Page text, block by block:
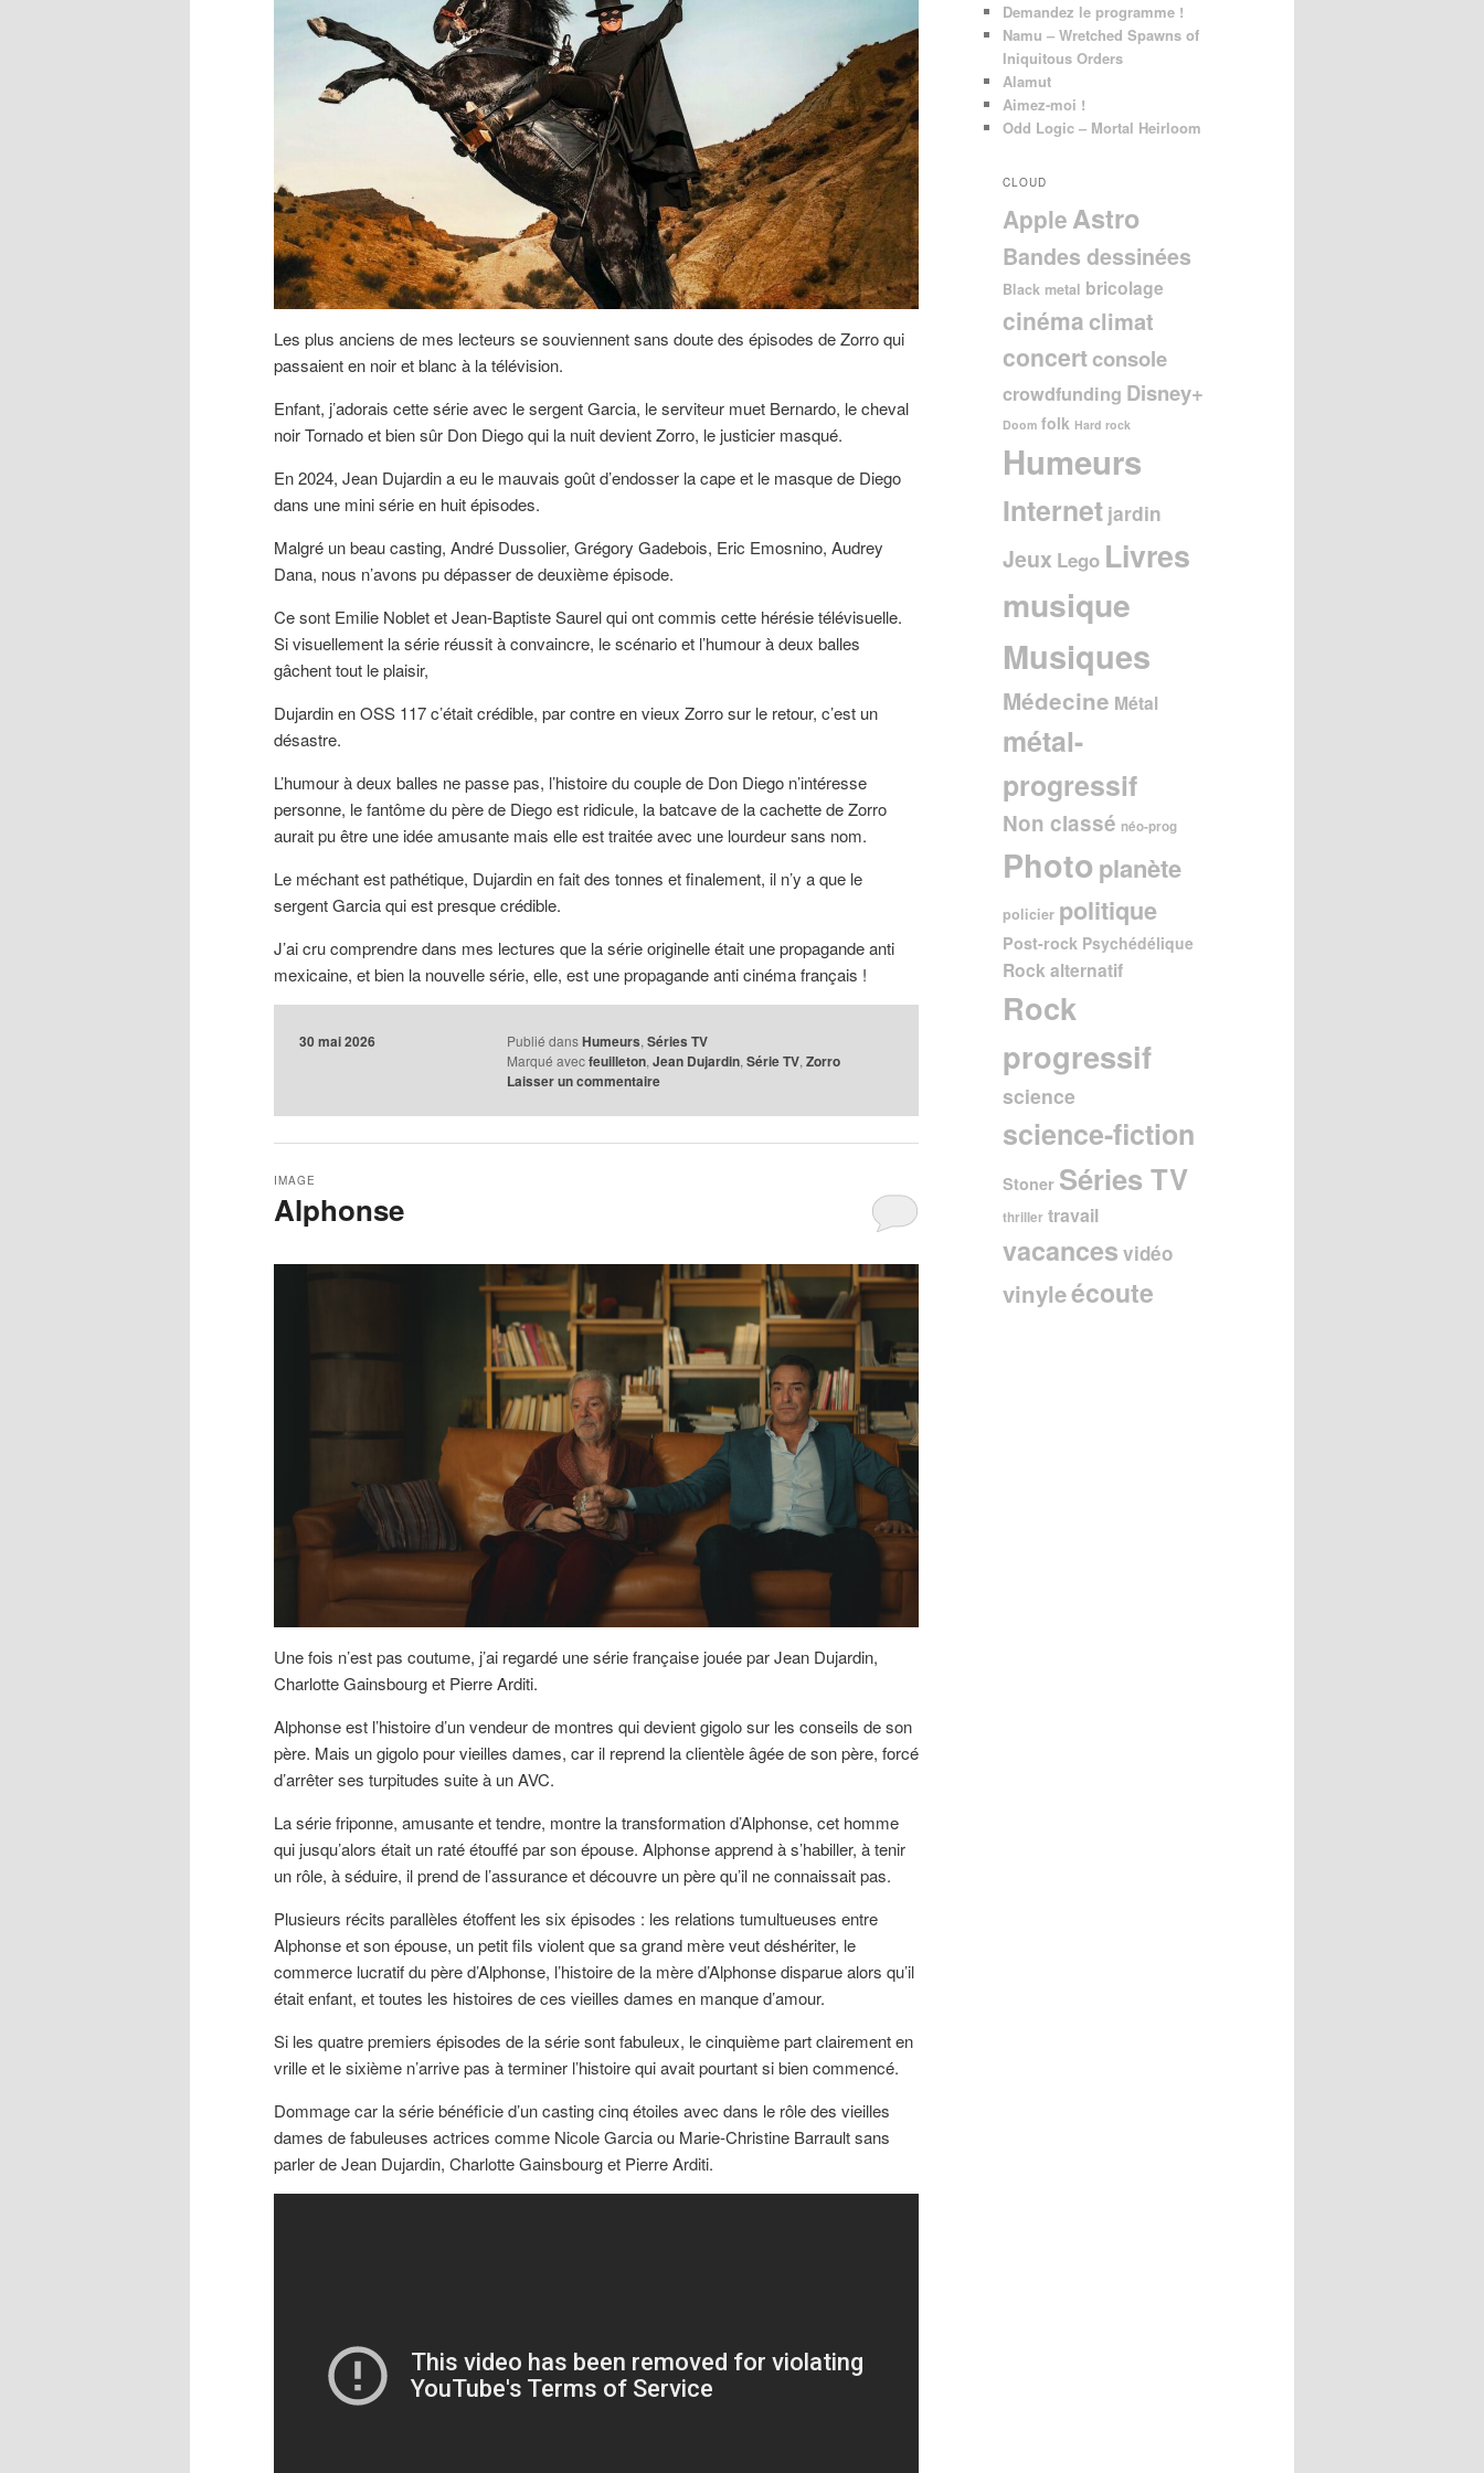
Les plus anciens de mes lecteurs se souviennent sans doute des épisodes de Zorro qui
passaient en noir et blanc à la télévision.
Enfant, j’adorais cette série avec le sergent Garcia, le serviteur muet Bernardo, le cheval
noir Tornado et bien sûr Don Diego qui la nuit devient Zorro, le justicier masqué.
En 2024, Jean Dujardin a eu le mauvais goût d’endosser la cape et le masque de Diego
dans une mini série en huit épisodes.
Malgré un beau casting, André Dussolier, Grégory Gadebois, Eric Emosnino, Audrey
Dana, nous n’avons pu dépasser de deuxième épisode.
Ce sont Emilie Noblet et Jean-Baptiste Saurel qui ont commis cette hérésie télévisuelle.
Si visuellement la série réussit à convaincre, le scénario et l’humour à deux balles
gâchent tout le plaisir,
Dujardin en OSS 117 c’était crédible, par contre en vieux Zorro sur le retour, c’est un
désastre.
L’humour à deux balles ne passe pas, l’histoire du couple de Don Diego n’intéresse
personne, le fantôme du père de Diego est ridicule, la batcave de la cachette de Zorro
aurait pu être une idée amusante mais elle est traitée avec une lourdeur sans nom.
Le méchant est pathétique, Dujardin en fait des tonnes et finalement, il n’y a que le
sergent Garcia qui est presque crédible.
J’ai cru comprendre dans mes lectures que la série originelle était une propagande anti
mexicaine, et bien la nouvelle série, elle, est une propagande anti cinéma français !
30 mai 2026 Publié dans Humeurs,Séries TV
Marqué avec feuilleton,Jean Dujardin,Série TV,Zorro
Laisser un commentaire
Alphonse
IMAGE
Une fois n’est pas coutume, j’ai regardé une série française jouée par Jean Dujardin,
Charlotte Gainsbourg et Pierre Arditi.
Alphonse est l’histoire d’un vendeur de montres qui devient gigolo sur les conseils de son
père. Mais un gigolo pour vieilles dames, car il reprend la clientèle âgée de son père, forcé
d’arrêter ses turpitudes suite à un AVC.
La série friponne, amusante et tendre, montre la transformation d’Alphonse, cet homme
qui jusqu’alors était un raté étouffé par son épouse. Alphonse apprend à s’habiller, à tenir
un rôle, à séduire, il prend de l’assurance et découvre un père qu’il ne connaissait pas.
Plusieurs récits parallèles étoffent les six épisodes : les relations tumultueuses entre
Alphonse et son épouse, un petit fils violent que sa grand mère veut déshériter, le
commerce lucratif du père d’Alphonse, l’histoire de la mère d’Alphonse disparue alors qu’il
était enfant, et toutes les histoires de ces vieilles dames en manque d’amour.
Si les quatre premiers épisodes de la série sont fabuleux, le cinquième part clairement en
vrille et le sixième n’arrive pas à terminer l’histoire qui avait pourtant si bien commencé.
Dommage car la série bénéficie d’un casting cinq étoiles avec dans le rôle des vieilles
dames de fabuleuses actrices comme Nicole Garcia ou Marie-Christine Barrault sans
parler de Jean Dujardin, Charlotte Gainsbourg et Pierre Arditi.
Demandez le programme !
Namu – Wretched Spawns of
Iniquitous Orders
Alamut
Aimez-moi !
Odd Logic – Mortal Heirloom
CLOUD
Apple Astro
Bandes dessinées
Black metal bricolage
cinéma climat
concertconsole
crowdfunding Disney+
Doom folk Hard rock
Humeurs
Internet jardin
Jeux Lego Livres
musique
Musiques
Médecine Métal
métal-
progressif
Non classé néo-prog
Photo planète
policier politique
Post-rock Psychédélique
Rock alternatif
Rock
progressif
science
science-fiction
Stoner Séries TV
thriller travail
vacances vidéo
vinyleécoute